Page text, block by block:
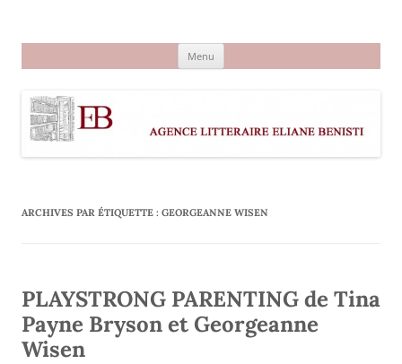
Menu
ARCHIVES PAR ÉTIQUETTE : GEORGEANNE WISEN
PLAYSTRONG PARENTING de Tina
Payne Bryson et Georgeanne
Wisen